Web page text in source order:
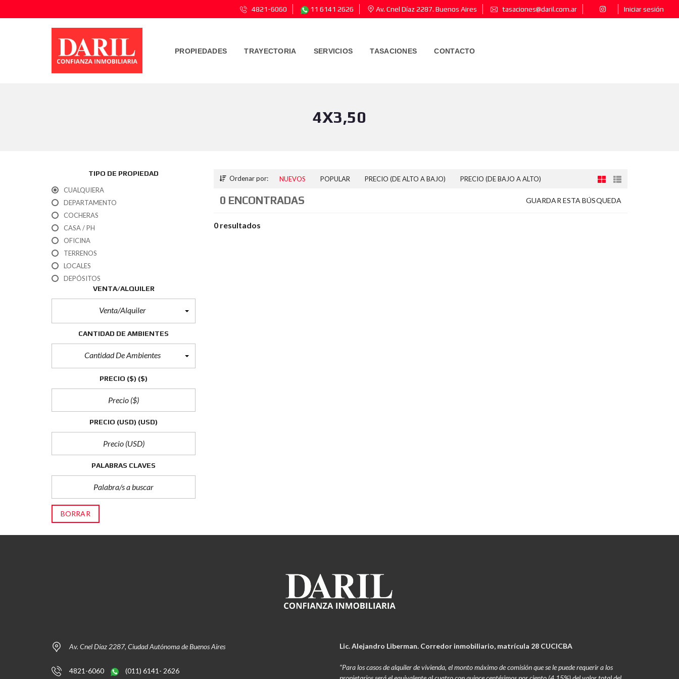
4821-6060 11 6141 2626 Av. Cnel Díaz 2287. Buenos Aires tasaciones@daril.com.ar Iniciar sesión
PROPIEDADES TRAYECTORIA SERVICIOS TASACIONES CONTACTO
4X3,50
TIPO DE PROPIEDAD
CUALQUIERA
DEPARTAMENTO
COCHERAS
CASA / PH
OFICINA
TERRENOS
LOCALES
DEPÓSITOS
VENTA/ALQUILER
Venta/Alquiler
CANTIDAD DE AMBIENTES
Cantidad De Ambientes
PRECIO ($) ($)
PRECIO (USD) (USD)
PALABRAS CLAVES
BORRAR
Ordenar por: NUEVOS POPULAR PRECIO (DE ALTO A BAJO) PRECIO (DE BAJO A ALTO)
GUARDAR ESTA BÚSQUEDA
0 ENCONTRADAS
0 resultados
Av. Cnel Díaz 2287, Ciudad Autónoma de Buenos Aires
4821-6060 (011) 6141- 2626
Lic. Alejandro Liberman. Corredor inmobiliario, matrícula 28 CUCICBA
“Para los casos de alquiler de vivienda, el monto máximo de comisión que se le puede requerir a los